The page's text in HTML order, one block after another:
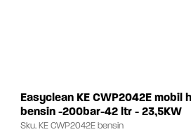
Easyclean KE CWP2042E
bensin -200bar-42 ltr - 23,5KW
Sku.KE CWP2042E bensin